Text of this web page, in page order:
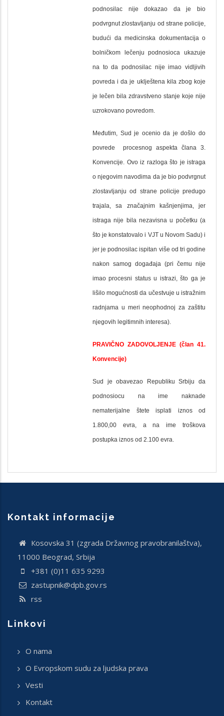
podnosilac nije dokazao da je bio
podvrgnut zlostavljanju od strane policije,
budući da medicinska dokumentacija o
bolničkom lečenju podnosioca ukazuje
na to da podnosilac nije imao vidljivih
povreda i da je uklještena kila zbog koje
je lečen bila zdravstveno stanje koje nije
uzrokovano povredom.
Međutim, Sud je ocenio da je došlo do
povrede procesnog aspekta člana 3.
Konvencije. Ovo iz razloga što je istraga
o njegovim navodima da je bio podvrgnut
zlostavljanju od strane policije predugo
trajala, sa značajnim kašnjenjima, jer
istraga nije bila nezavisna u početku (a
što je konstatovalo i VJT u Novom Sadu) i
jer je podnosilac ispitan više od tri godine
nakon samog događaja (pri čemu nije
imao procesni status u istrazi, što ga je
lišilo mogućnosti da učestvuje u istražnim
radnjama u meri neophodnoj za zaštitu
njegovih legitimnih interesa).
PRAVIČNO ZADOVOLJENJE (član 41.
Konvencije)
Sud je obavezao Republiku Srbiju da
podnosiocu na ime naknade
nematerijalne štete isplati iznos od
1.800,00 evra, a na ime troškova
postupka iznos od 2.100 evra.
Kontakt informacije
Кosovska 31 (zgrada Državnog pravobranilaštva),
11000 Beograd, Srbija
+381 (0)11 635 9293
zastupnik@dpb.gov.rs
rss
Linkovi
O nama
O Evropskom sudu za ljudska prava
Vesti
Kontakt